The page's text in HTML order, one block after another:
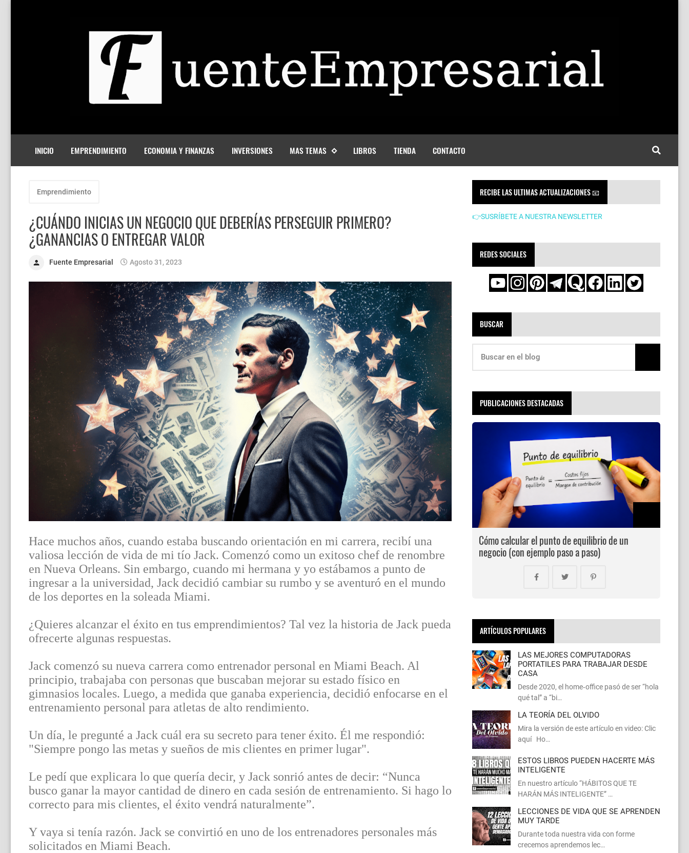
INICIO EMPRENDIMIENTO ECONOMIA Y FINANZAS INVERSIONES MAS TEMAS LIBROS TIENDA CONTACTO
Emprendimiento
¿CUÁNDO INICIAS UN NEGOCIO QUE DEBERÍAS PERSEGUIR PRIMERO?
¿GANANCIAS O ENTREGAR VALOR
Fuente Empresarial Agosto 31, 2023
Hace muchos años, cuando estaba buscando orientación en mi carrera, recibí una
valiosa lección de vida de mi tío Jack. Comenzó como un exitoso chef de renombre
en Nueva Orleans. Sin embargo, cuando mi hermana y yo estábamos a punto de
ingresar a la universidad, Jack decidió cambiar su rumbo y se aventuró en el mundo
de los deportes en la soleada Miami.
¿Quieres alcanzar el éxito en tus emprendimientos? Tal vez la historia de Jack pueda
ofrecerte algunas respuestas.
Jack comenzó su nueva carrera como entrenador personal en Miami Beach. Al
principio, trabajaba con personas que buscaban mejorar su estado físico en
gimnasios locales. Luego, a medida que ganaba experiencia, decidió enfocarse en el
entrenamiento personal para atletas de alto rendimiento.
Un día, le pregunté a Jack cuál era su secreto para tener éxito. Él me respondió:
"Siempre pongo las metas y sueños de mis clientes en primer lugar".
Le pedí que explicara lo que quería decir, y Jack sonrió antes de decir: “Nunca
busco ganar la mayor cantidad de dinero en cada sesión de entrenamiento. Si hago lo
correcto para mis clientes, el éxito vendrá naturalmente”.
Y vaya si tenía razón. Jack se convirtió en uno de los entrenadores personales más
solicitados en Miami Beach.
RECIBE LAS ULTIMAS ACTUALIZACIONES 📧
👉SUSRÍBETE A NUESTRA NEWSLETTER
REDES SOCIALES
BUSCAR
PUBLICACIONES DESTACADAS
Cómo calcular el punto de equilibrio de un
negocio (con ejemplo paso a paso)
ARTÍCULOS POPULARES
LAS MEJORES COMPUTADORAS
PORTATILES PARA TRABAJAR DESDE
CASA
Desde 2020, el home‑office pasó de ser “hola
qué tal” a “bi…
LA TEORÍA DEL OLVIDO
Mira la versión de este artículo en video: Clic
aquí Ho…
ESTOS LIBROS PUEDEN HACERTE MÁS
INTELIGENTE
En nuestro artículo “HÁBITOS QUE TE
HARÁN MÁS INTELIGENTE” …
LECCIONES DE VIDA QUE SE APRENDEN
MUY TARDE
Durante toda nuestra vida con forme
crecemos aprendemos lec…